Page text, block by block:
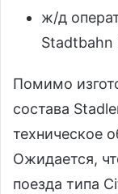
ж/д
Stadtbahn
Помимо
состава
техническое
Ожидается,
поезда типа